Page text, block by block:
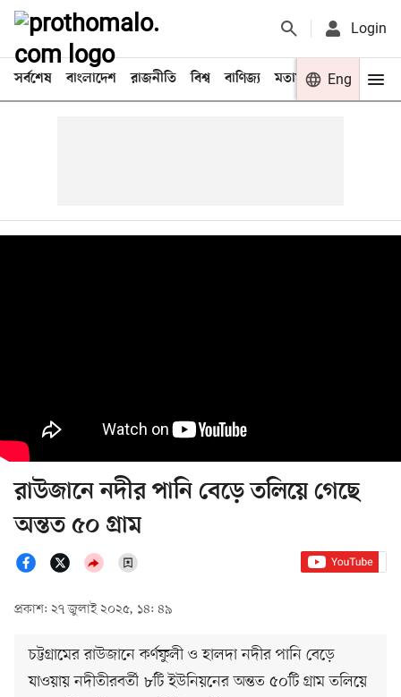
Login
সর্বশেষ বাংলাদেশ রাজনীতি বিশ্ব বাণিজ্য মতামত খেলা
Eng
রাউজানে নদীর পানি বেড়ে তলিয়ে গেছে
অন্তত ৫০ গ্রাম
প্রকাশ: ২৭ জুলাই ২০২৫, ১৪: ৪৯
চট্টগ্রামের রাউজানে কর্ণফুলী ও হালদা নদীর পানি বেড়ে
যাওয়ায় নদীতীরবর্তী ৮টি ইউনিয়নের অন্তত ৫০টি গ্রাম তলিয়ে